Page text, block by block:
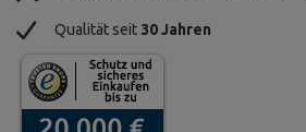
Qualität seit 30 Jahren